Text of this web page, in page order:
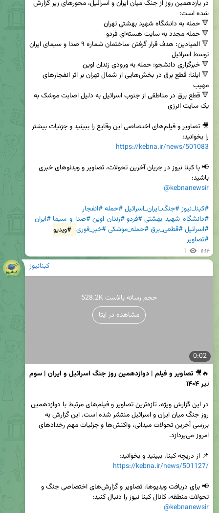
را بخوانید:
https://kebna.ir/news/501083
باشید:
@kebnanewsir
#کبنا_نیوز#جنگ_ایران_اسرائیل#حمله#انفجار
#دانشگاه_شهید_بهشتی#فردو#زندان_اوین#صدا_و_سیما #ایران
#اسرائیل#قطعی_برق#حمله_موشکی#خبر_فوری #ویدیو
#تصاویر
1 ۱۱:۱۴
کبنانیوز
0:02
528.2K حجم رسانه بالاست
مشاهده در ایتا
🔥🎥
تیر ۱۴۰۴
📌 از دریچه کبنا، ببینید و بخوانید:
https://kebna.ir/news/501127/
تحولات منطقه، کانال کبنا نیوز را دنبال کنید:
@kebnanewsir